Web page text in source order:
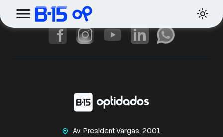
home_pin
Av. President Vargas, 2001,